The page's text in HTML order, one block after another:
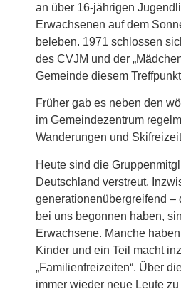
an über 16-jährigen
Erwachsenen auf dem
beleben. 1971 schlossen
des CVJM und der
Gemeinde diesem
Früher gab es neben den
im Gemeindezentrum
Wanderungen und
Heute sind die
Deutschland verstreut.
generationenübergreifend –
bei uns begonnen haben,
Erwachsene. Manche
Kinder und ein Teil macht
„Familienfreizeiten“. Über
immer wieder neue Leute